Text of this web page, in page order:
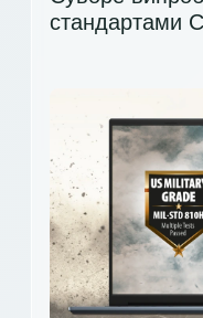
стандартами